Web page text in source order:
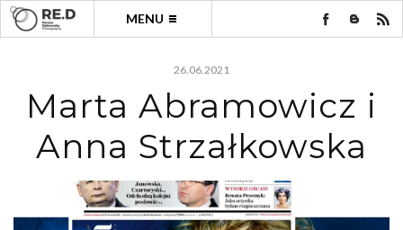
MENU
26.06.2021
Marta Abramowicz i
Anna Strzałkowska